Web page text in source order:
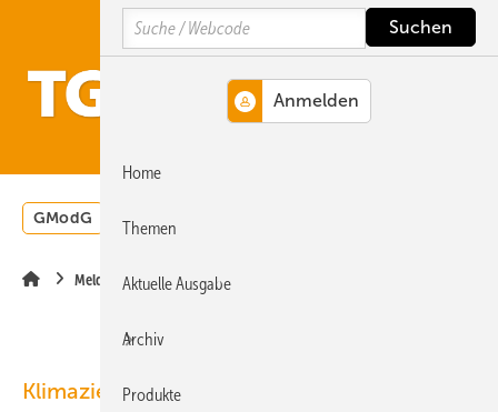
Hauptinhalt
Hauptmenü
SiteSearch
GModG Wärmepumpe
Meldungen
Klimaziele
Search
Home
Themen
Aktuelle Ausgabe
Archiv
Produkte